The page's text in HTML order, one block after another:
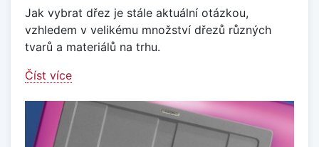
Jak vybrat dřez je stále aktuální otázkou,
vzhledem v velikému množství dřezů různých
tvarů a materiálů na trhu.
Číst více